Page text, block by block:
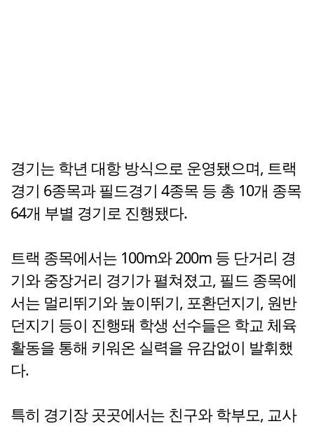
경기는 학년 대항 방식으로 운영됐으며, 트랙
경기 6종목과 필드경기 4종목 등 총 10개 종목
64개 부별 경기로 진행됐다.
트랙 종목에서는 100m와 200m 등 단거리 경
기와 중장거리 경기가 펼쳐졌고, 필드 종목에
서는 멀리뛰기와 높이뛰기, 포환던지기, 원반
던지기 등이 진행돼 학생 선수들은 학교 체육
활동을 통해 키워온 실력을 유감없이 발휘했
다.
특히 경기장 곳곳에서는 친구와 학부모, 교사